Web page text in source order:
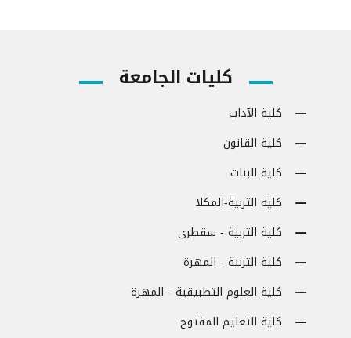
كليات الجامعة
كلية الآداب
كلية القانون
كلية البنات
كلية التربية-المكلا
كلية التربية - سقطرى
كلية التربية - المهرة
كلية العلوم التطبيقية - المهرة
كلية التعليم المفتوح